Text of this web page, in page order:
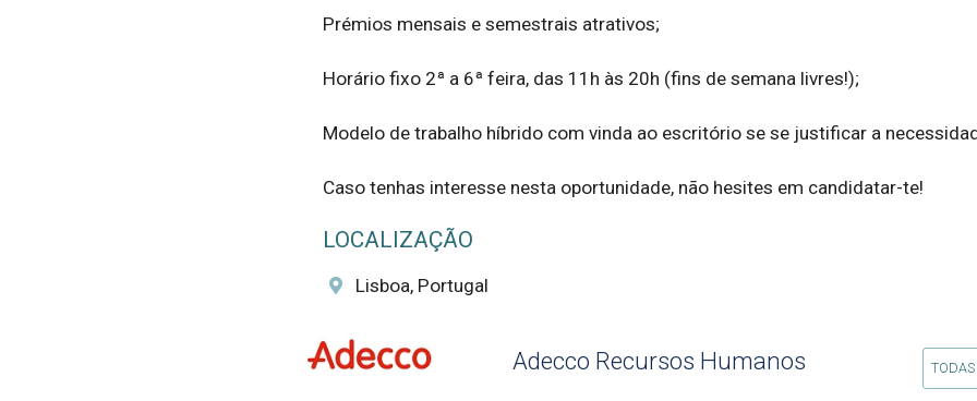
Prémios mensais e semestrais atrativos;
Horário fixo 2ª a 6ª feira, das 11h às 20h (fins de semana livres!);
Modelo de trabalho híbrido com vinda ao escritório se se justificar a
Caso tenhas interesse nesta oportunidade, não hesites em candidatar-te!
LOCALIZAÇÃO
Lisboa, Portugal
Adecco Recursos Humanos TODAS